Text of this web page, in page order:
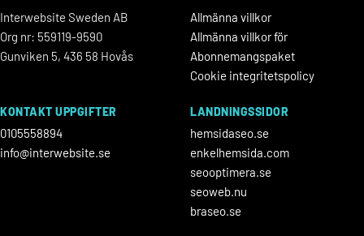
Interwebsite Sweden AB
Org nr: 559119-9590
Gunviken 5, 436 58 Hovås
Allmänna villkor
Allmänna villkor för
Abonnemangspaket
Cookie integritetspolicy
KONTAKT UPPGIFTER
0105558894
info@interwebsite.se
LANDNINGSSIDOR
hemsidaseo.se
enkelhemsida.com
seooptimera.se
seoweb.nu
braseo.se